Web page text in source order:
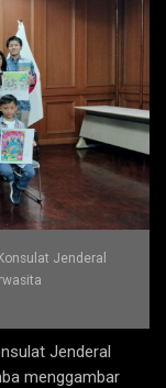
Jenderal
Jenderal
menggambar